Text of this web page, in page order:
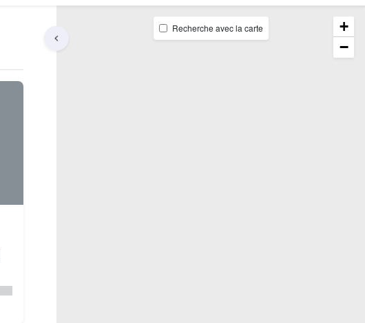
+
−
Recherche avec la carte